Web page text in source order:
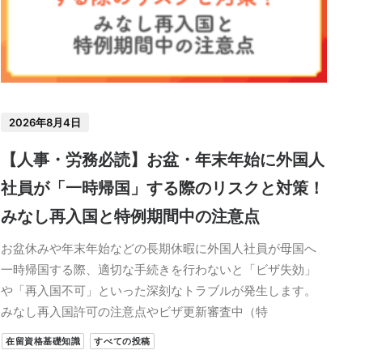
2026年8月4日
【人事・労務必読】お盆・年末年始に外国人
社員が「一時帰国」する際のリスクと対策！
みなし再入国と特例期間中の注意点
お盆休みや年末年始などの長期休暇に外国人社員が母国へ
一時帰国する際、適切な手続きを行わないと「ビザ失効」
や「再入国不可」といった深刻なトラブルが発生します。
みなし再入国許可の注意点やビザ更新審査中（特
在留資格基礎知識 すべての投稿